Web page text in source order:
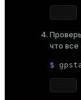
что
$